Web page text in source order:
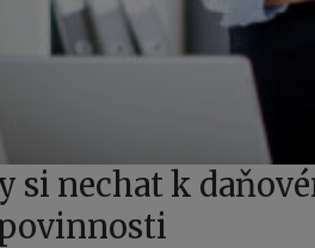
si nechat k